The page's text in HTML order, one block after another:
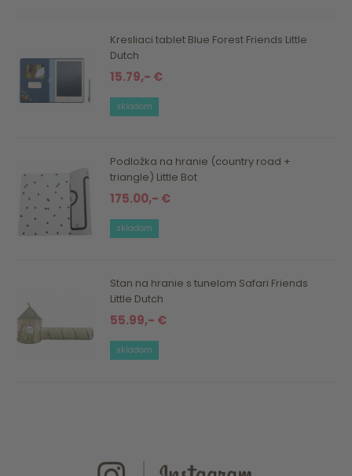
Kresliaci tablet Blue Forest Friends Little
Dutch
15.79,- €
skladom
Podložka na hranie (country road +
triangle) Little Bot
175.00,- €
skladom
Stan na hranie s tunelom Safari Friends
Little Dutch
55.99,- €
skladom